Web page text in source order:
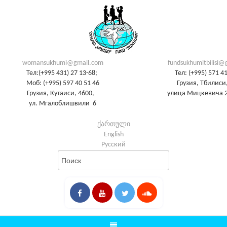
womansukhumi@gmail.com
Тел:(+995 431) 27 13-68;
Моб: (+995) 597 40 51 46
Грузия, Кутаиси, 4600,
ул. Мгалоблишвили 6
Тел: (+995) 571
Грузия,
улица Мицкевича
ქართული
English
Русский